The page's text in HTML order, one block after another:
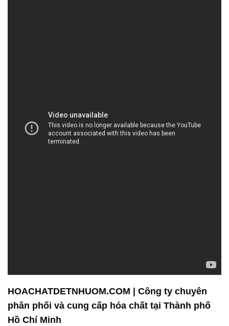
HOACHATDETNHUOM.COM | Công ty chuyên
phân phối và cung cấp hóa chất tại Thành phố
Hồ Chí Minh